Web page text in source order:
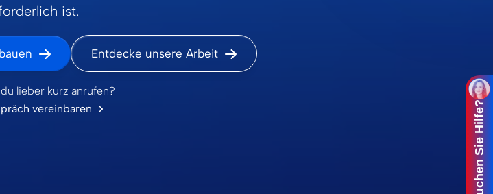
ist.
Entdecke unsere Arbeit
lieber kurz anrufen?
vereinbaren
Brauchen Sie Hilfe?